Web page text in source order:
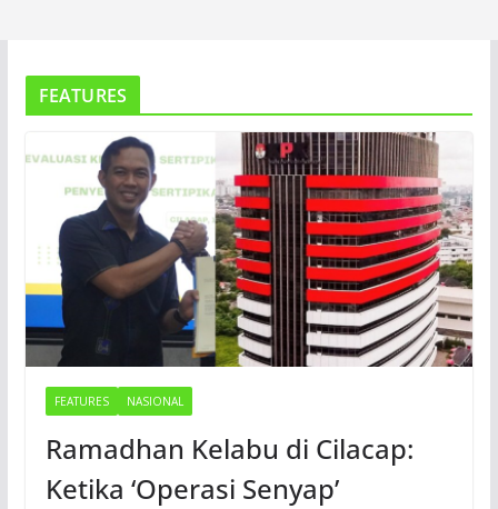
FEATURES
FEATURES NASIONAL
Ramadhan Kelabu di Cilacap:
Ketika ‘Operasi Senyap’